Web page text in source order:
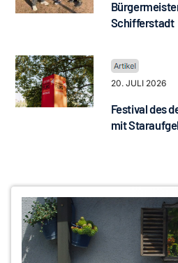
Schifferstadt
20. JULI 2026
Festival des
mit